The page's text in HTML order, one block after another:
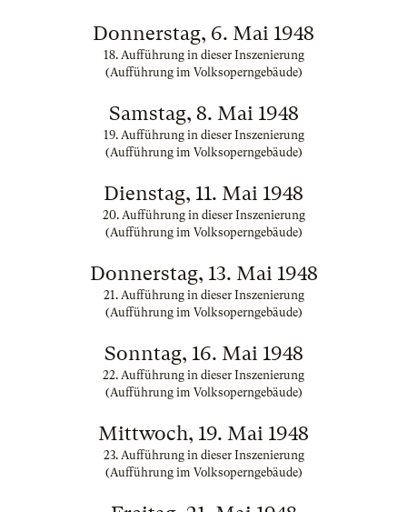
Donnerstag, 6. Mai 1948
18. Aufführung in dieser Inszenierung
(Aufführung im Volksoperngebäude)
Samstag, 8. Mai 1948
19. Aufführung in dieser Inszenierung
(Aufführung im Volksoperngebäude)
Dienstag, 11. Mai 1948
20. Aufführung in dieser Inszenierung
(Aufführung im Volksoperngebäude)
Donnerstag, 13. Mai 1948
21. Aufführung in dieser Inszenierung
(Aufführung im Volksoperngebäude)
Sonntag, 16. Mai 1948
22. Aufführung in dieser Inszenierung
(Aufführung im Volksoperngebäude)
Mittwoch, 19. Mai 1948
23. Aufführung in dieser Inszenierung
(Aufführung im Volksoperngebäude)